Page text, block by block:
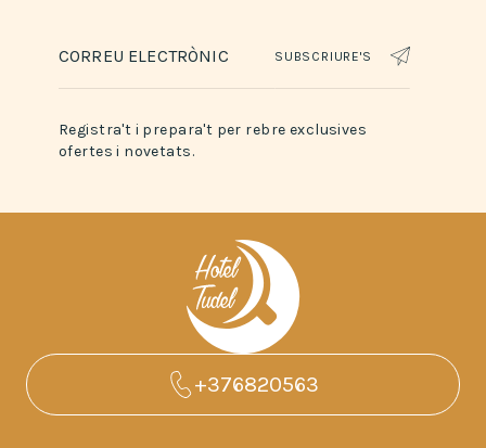
SUBSCRIURE'S
Registra't i prepara't per rebre exclusives
ofertes i novetats.
+376820563